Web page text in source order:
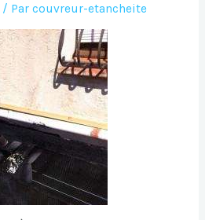
Par couvreur-etancheite